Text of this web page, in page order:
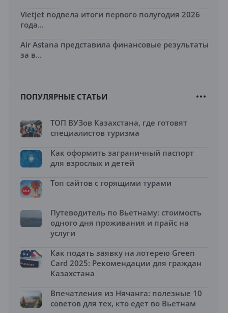
Vietjet подвела итоги первого полугодия 2026
года...
Air Astana представила финансовые результаты
за в...
ПОПУЛЯРНЫЕ СТАТЬИ
ТОП ВУЗов Казахстана, где готовят
специалистов туризма
Как оформить заграничный паспорт
для взрослых и детей
Топ сайтов с горящими турами
Путеводитель по Вьетнаму: стоимость
одного дня проживания и прайс на
услуги
Как подать заявку на лотерею Green
Card 2025: Рекомендации для граждан
Казахстана
Впечатления из Нячанга: полезные 10
советов для тех, кто едет во Вьетнам